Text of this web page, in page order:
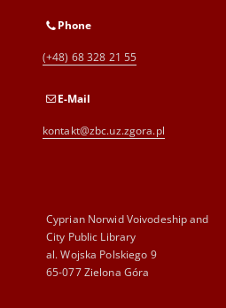
Phone
(+48) 68 328 21 55
E-Mail
kontakt@zbc.uz.zgora.pl
Cyprian Norwid Voivodeship and
City Public Library
al. Wojska Polskiego 9
65-077 Zielona Góra